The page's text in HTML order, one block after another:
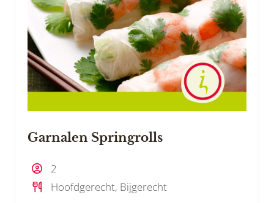
Garnalen Springrolls
2
Hoofdgerecht, Bijgerecht